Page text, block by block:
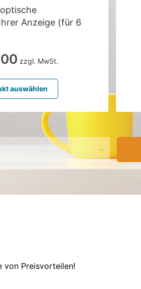
Anzeige (für 6
zzgl. MwSt.
auswählen
von Preisvorteilen!